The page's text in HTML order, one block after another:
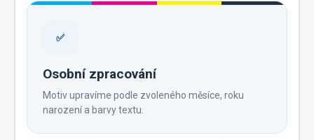
✅
Osobní zpracování
Motiv upravíme podle zvoleného měsíce, roku
narození a barvy textu.